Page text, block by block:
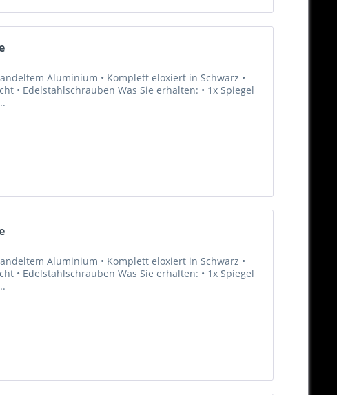
Aluminium • Komplett eloxiert in Schwarz •
• Edelstahlschrauben Was Sie erhalten: • 1x Spiegel
Aluminium • Komplett eloxiert in Schwarz •
• Edelstahlschrauben Was Sie erhalten: • 1x Spiegel